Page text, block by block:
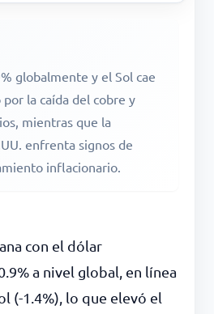
globalmente y el Sol cae
la caída del cobre y
mientras que la
enfrenta signos de
inflacionario.
con el dólar
a nivel global, en línea
(-1.4%), lo que elevó el